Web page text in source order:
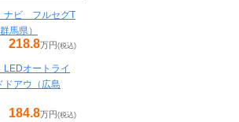
ビ フルセグT
馬県）
218.8万円 (税込)
オートライ
アウ（広島
184.8万円 (税込)